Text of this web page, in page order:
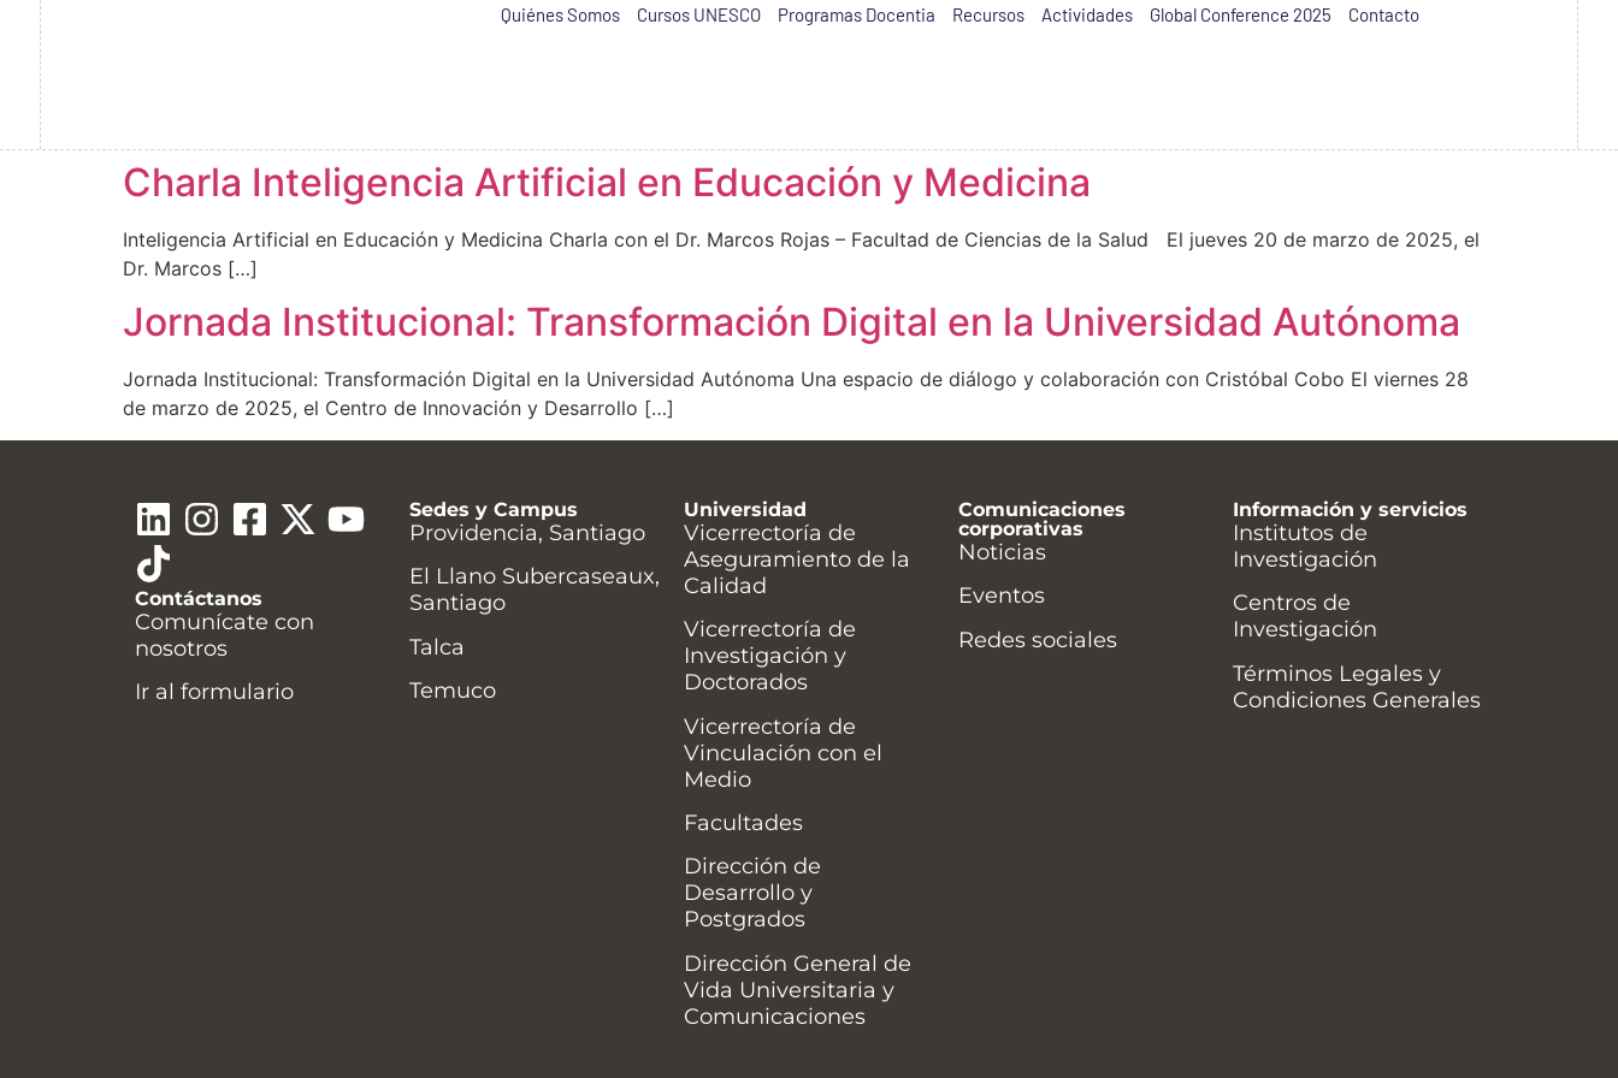
Quiénes Somos Cursos UNESCO Programas Docentia Recursos Actividades Global Conference 2025 Contacto
Charla Inteligencia Artificial en Educación y Medicina
Inteligencia Artificial en Educación y Medicina Charla con el Dr. Marcos Rojas – Facultad de Ciencias de la Salud El jueves 20 de marzo de 2025, el
Dr. Marcos […]
Jornada Institucional: Transformación Digital en la Universidad Autónoma
Jornada Institucional: Transformación Digital en la Universidad Autónoma Una espacio de diálogo y colaboración con Cristóbal Cobo El viernes 28
de marzo de 2025, el Centro de Innovación y Desarrollo […]
Contáctanos
Comunícate con
nosotros
Ir al formulario
Sedes y Campus
Providencia, Santiago
El Llano Subercaseaux,
Santiago
Talca
Temuco
Universidad
Vicerrectoría de
Aseguramiento de la
Calidad
Vicerrectoría de
Investigación y
Doctorados
Vicerrectoría de
Vinculación con el
Medio
Facultades
Dirección de
Desarrollo y
Postgrados
Dirección General de
Vida Universitaria y
Comunicaciones
Comunicaciones
corporativas
Noticias
Eventos
Redes sociales
Información y servicios
Institutos de
Investigación
Centros de
Investigación
Términos Legales y
Condiciones Generales